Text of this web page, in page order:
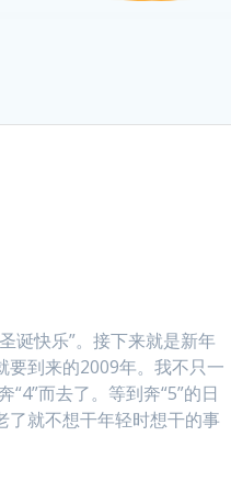
诞快乐”。接下来就是新年
到来的2009年。我不只一
而去了。等到奔“5”的日
了就不想干年轻时想干的事